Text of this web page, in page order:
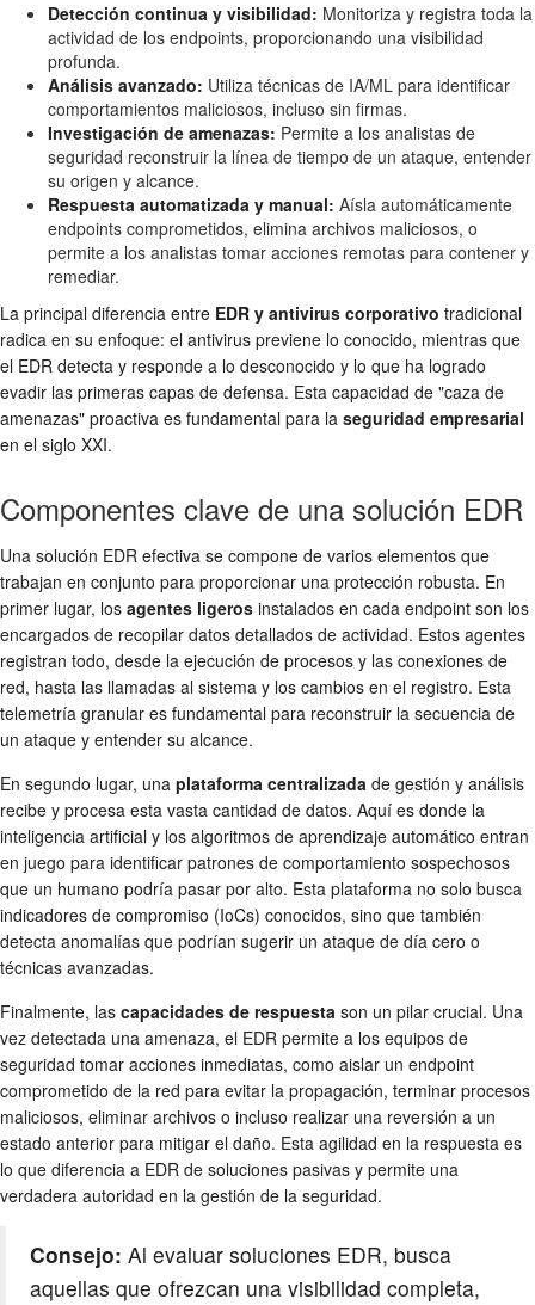
Detección continua y visibilidad: Monitoriza y registra toda la
actividad de los endpoints, proporcionando una visibilidad
profunda.
Análisis avanzado: Utiliza técnicas de IA/ML para identificar
comportamientos maliciosos, incluso sin firmas.
Investigación de amenazas: Permite a los analistas de
seguridad reconstruir la línea de tiempo de un ataque, entender
su origen y alcance.
Respuesta automatizada y manual: Aísla automáticamente
endpoints comprometidos, elimina archivos maliciosos, o
permite a los analistas tomar acciones remotas para contener y
remediar.
La principal diferencia entre EDR y antivirus corporativo tradicional
radica en su enfoque: el antivirus previene lo conocido, mientras que
el EDR detecta y responde a lo desconocido y lo que ha logrado
evadir las primeras capas de defensa. Esta capacidad de "caza de
amenazas" proactiva es fundamental para la seguridad empresarial
en el siglo XXI.
Componentes clave de una solución EDR
Una solución EDR efectiva se compone de varios elementos que
trabajan en conjunto para proporcionar una protección robusta. En
primer lugar, los agentes ligeros instalados en cada endpoint son los
encargados de recopilar datos detallados de actividad. Estos agentes
registran todo, desde la ejecución de procesos y las conexiones de
red, hasta las llamadas al sistema y los cambios en el registro. Esta
telemetría granular es fundamental para reconstruir la secuencia de
un ataque y entender su alcance.
En segundo lugar, una plataforma centralizada de gestión y análisis
recibe y procesa esta vasta cantidad de datos. Aquí es donde la
inteligencia artificial y los algoritmos de aprendizaje automático entran
en juego para identificar patrones de comportamiento sospechosos
que un humano podría pasar por alto. Esta plataforma no solo busca
indicadores de compromiso (IoCs) conocidos, sino que también
detecta anomalías que podrían sugerir un ataque de día cero o
técnicas avanzadas.
Finalmente, las capacidades de respuesta son un pilar crucial. Una
vez detectada una amenaza, el EDR permite a los equipos de
seguridad tomar acciones inmediatas, como aislar un endpoint
comprometido de la red para evitar la propagación, terminar procesos
maliciosos, eliminar archivos o incluso realizar una reversión a un
estado anterior para mitigar el daño. Esta agilidad en la respuesta es
lo que diferencia a EDR de soluciones pasivas y permite una
verdadera autoridad en la gestión de la seguridad.
Consejo: Al evaluar soluciones EDR, busca
aquellas que ofrezcan una visibilidad completa,